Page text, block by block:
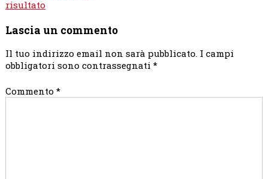
risultato
Lascia un commento
Il tuo indirizzo email non sarà pubblicato. I campi
obbligatori sono contrassegnati *
Commento *